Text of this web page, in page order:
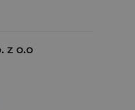
z o.o